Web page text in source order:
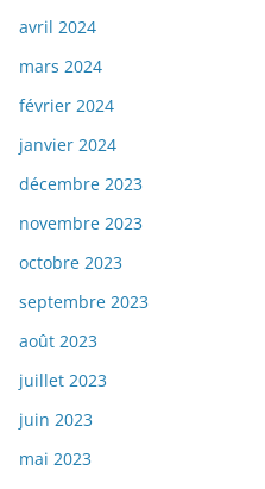
avril 2024
mars 2024
février 2024
janvier 2024
décembre 2023
novembre 2023
octobre 2023
septembre 2023
août 2023
juillet 2023
juin 2023
mai 2023